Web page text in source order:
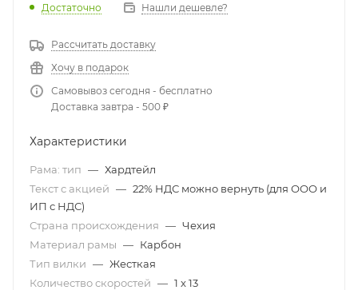
Достаточно Нашли дешевле?
Рассчитать доставку
Хочу в подарок
Самовывоз сегодня - бесплатно
Доставка завтра - 500 ₽
Характеристики
Рама: тип — Хардтейл
Текст с акцией — 22% НДС можно вернуть (для ООО и
ИП с НДС)
Страна происхождения — Чехия
Материал рамы — Карбон
Тип вилки — Жесткая
Количество скоростей — 1 x 13